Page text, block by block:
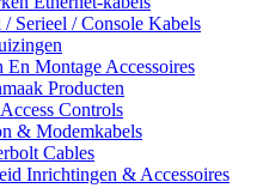
/ Serieel / Console Kabels
En Montage Accessoires
Producten
Controls
& Modemkabels
Cables
Inrichtingen & Accessoires